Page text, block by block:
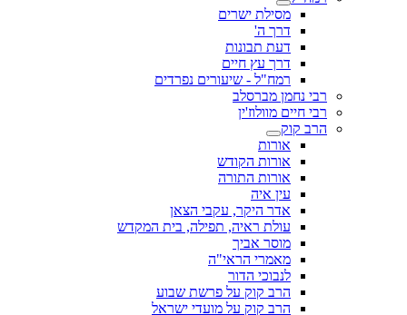
מסילת ישרים
דרך ה'
דעת תבונות
דרך עץ חיים
רמח"ל - שיעורים נפרדים
רבי נחמן מברסלב
רבי חיים מוולוז'ין
הרב קוק
אורות
אורות הקודש
אורות התורה
עין איה
אדר היקר, עקבי הצאן
עולת ראיה, תפילה, בית המקדש
מוסר אביך
מאמרי הראי"ה
לנבוכי הדור
הרב קוק על פרשת שבוע
הרב קוק על מועדי ישראל